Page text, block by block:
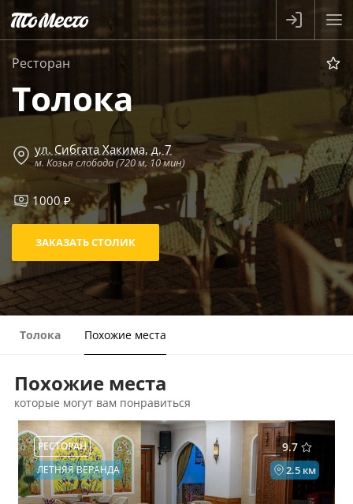
Ресторан
Толока
ул. Сибгата Хакима, д. 7
м. Козья слобода (720 м, 10 мин)
1000 ₽
ЗАКАЗАТЬ СТОЛИК
Толока Похожие места
Похожие места
которые могут вам понравиться
9.7
РЕСТОРАН
2.5 км
ЛЕТНЯЯ ВЕРАНДА